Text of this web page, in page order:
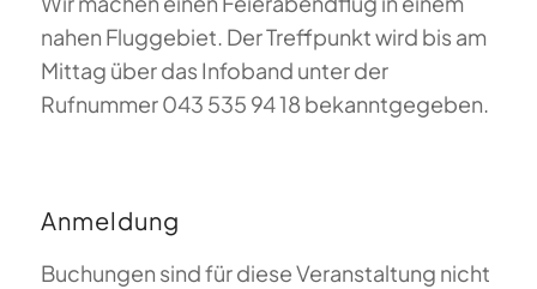
nahen Fluggebiet. Der Treffpunkt wird bis am
Mittag über das Infoband unter der
Rufnummer 043 535 94 18 bekanntgegeben.
Anmeldung
Buchungen sind für diese Veranstaltung nicht